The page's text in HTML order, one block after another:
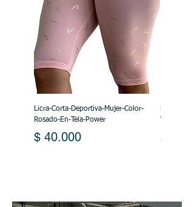
Licra-Corta-Deportiva-Mujer-Color-
Rosado-En-Tela-Power
Precio
$ 40.000
Verde-En-
Precio
$